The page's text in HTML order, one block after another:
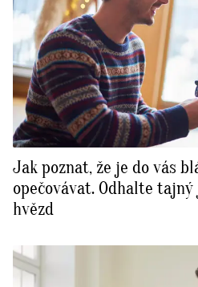
Jak poznat, že je do vás
opečovávat. Odhalte
hvězd